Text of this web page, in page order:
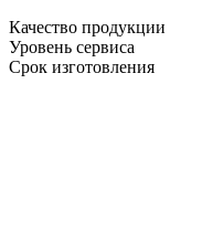
Качество продукции
Уровень сервиса
Срок изготовления